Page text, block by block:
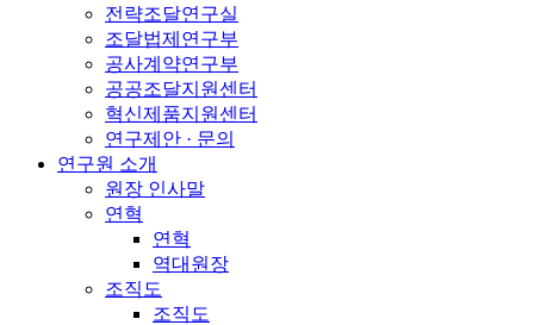
전략조달연구실
조달법제연구부
공사계약연구부
공공조달지원센터
혁신제품지원센터
연구제안 · 문의
연구원 소개
원장 인사말
연혁
연혁
역대원장
조직도
조직도